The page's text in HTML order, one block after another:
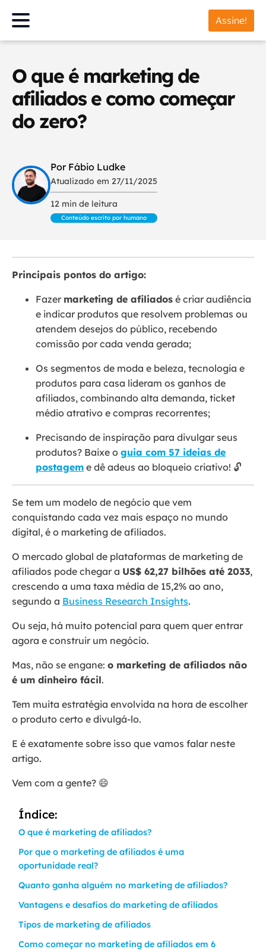
Assine!
O que é marketing de
afiliados e como começar
do zero?
Por Fábio Ludke
Atualizado em 27/11/2025
12 min de leitura
Conteúdo escrito por humano
Principais pontos do artigo:
Fazer marketing de afiliados é criar audiência
e indicar produtos que resolvem problemas ou
atendem desejos do público, recebendo
comissão por cada venda gerada;
Os segmentos de moda e beleza, tecnologia e
produtos para casa lideram os ganhos de
afiliados, combinando alta demanda, ticket
médio atrativo e compras recorrentes;
Precisando de inspiração para divulgar seus
produtos? Baixe o guia com 57 ideias de
postagem e dê adeus ao bloqueio criativo! 🔓
Se tem um modelo de negócio que vem
conquistando cada vez mais espaço no mundo
digital, é o marketing de afiliados.
O mercado global de plataformas de marketing de
afiliados pode chegar a US$ 62,27 bilhões até 2033,
crescendo a uma taxa média de 15,2% ao ano,
segundo a Business Research Insights.
Ou seja, há muito potencial para quem quer entrar
agora e construir um negócio.
Mas, não se engane: o marketing de afiliados não
é um dinheiro fácil.
Tem muita estratégia envolvida na hora de escolher
o produto certo e divulgá-lo.
E é exatamente sobre isso que vamos falar neste
artigo.
Vem com a gente? 😄
Índice:
O que é marketing de afiliados?
Por que o marketing de afiliados é uma
oportunidade real?
Quanto ganha alguém no marketing de afiliados?
Vantagens e desafios do marketing de afiliados
Tipos de marketing de afiliados
Como começar no marketing de afiliados em 6